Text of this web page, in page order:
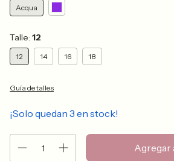
Acqua
Talle: 12
12 14 16 18
Guía de talles
¡Solo quedan 3 en stock!